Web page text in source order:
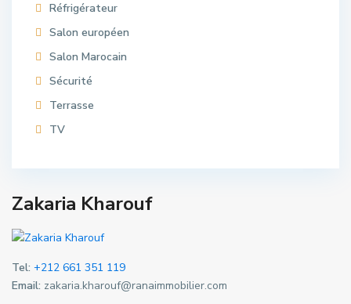
Réfrigérateur
Salon européen
Salon Marocain
Sécurité
Terrasse
TV
Zakaria Kharouf
Tel: +212 661 351 119
Email: zakaria.kharouf@ranaimmobilier.com